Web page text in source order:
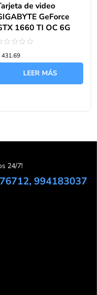
de video
GeForce
1660 TI OC 6G
431.69
LEER MÁS
24/7!
994183037